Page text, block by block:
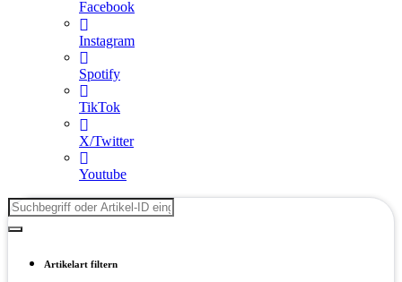
Facebook
Instagram
Spotify
TikTok
X/Twitter
Youtube
Artikelart filtern